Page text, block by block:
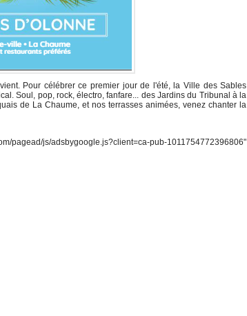
Pour célébrer ce premier jour de l'été, la Ville des Sables
Soul, pop, rock, électro, fanfare... des Jardins du Tribunal à la
de La Chaume, et nos terrasses animées, venez chanter la
js/adsbygoogle.js?client=ca-pub-1011754772396806"